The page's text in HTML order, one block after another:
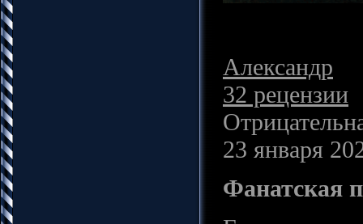
Александр
32 рецензии
23 января
Фанатская